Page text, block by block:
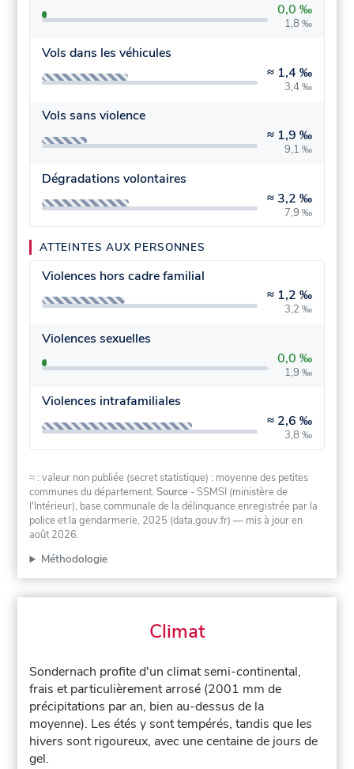
0,0 ‰
1,8 ‰
Vols dans les véhicules
≈ 1,4 ‰
3,4 ‰
Vols sans violence
≈ 1,9 ‰
9,1 ‰
Dégradations volontaires
≈ 3,2 ‰
7,9 ‰
ATTEINTES AUX PERSONNES
Violences hors cadre familial
≈ 1,2 ‰
3,2 ‰
Violences sexuelles
0,0 ‰
1,9 ‰
Violences intrafamiliales
≈ 2,6 ‰
3,8 ‰
≈ : valeur non publiée (secret statistique) : moyenne des petites
communes du département.Source - SSMSI (ministère de
l'Intérieur), base communale de la délinquance enregistrée par la
police et la gendarmerie, 2025 (data.gouv.fr) — mis à jour en
août 2026.
Méthodologie
Climat
Sondernach profite d'un climat semi-continental,
frais et particulièrement arrosé (2001 mm de
précipitations par an, bien au-dessus de la
moyenne). Les étés y sont tempérés, tandis que les
hivers sont rigoureux, avec une centaine de jours de
gel.